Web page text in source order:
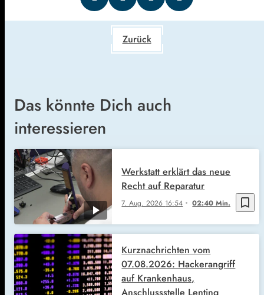
Zurück
Das könnte Dich auch
interessieren
bookmark_border
7. Aug. 2026 16:54 02:40 Min.
Werkstatt erklärt das neue
Recht auf Reparatur
Kurznachrichten vom
07.08.2026: Hackerangriff
auf Krankenhaus,
Anschlussstelle Lenting